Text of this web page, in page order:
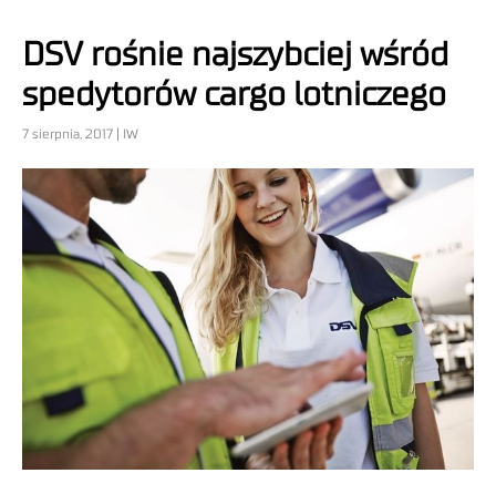
DSV rośnie najszybciej wśród
spedytorów cargo lotniczego
7 sierpnia, 2017 | IW